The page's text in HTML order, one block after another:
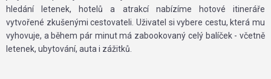
hledání letenek, hotelů a atrakcí nabízíme hotové itineráře
vytvořené zkušenými cestovateli. Uživatel si vybere cestu, která mu
vyhovuje, a během pár minut má zabookovaný celý balíček - včetně
letenek, ubytování, auta i zážitků.